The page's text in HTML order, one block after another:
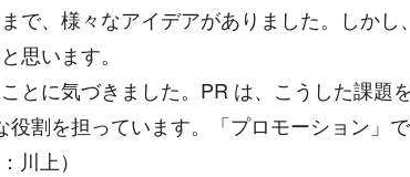
、様々なアイデアがありました。しか
思います。
に気づきました。PR は、こうした課題
割を担っています。「プロモーション」
川上）